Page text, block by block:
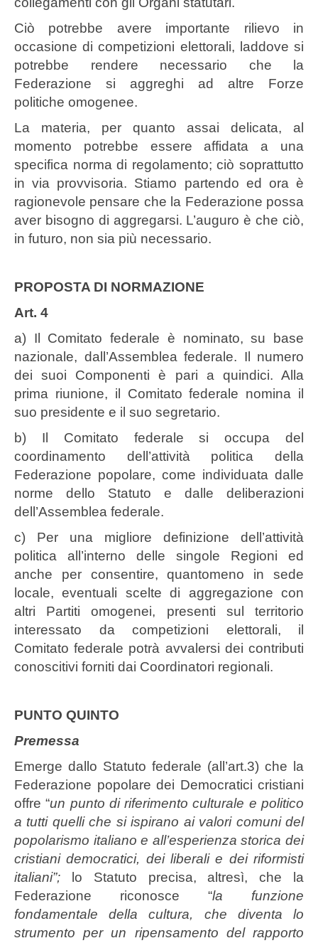
Ciò potrebbe avere importante rilievo in
occasione di competizioni elettorali, laddove si
potrebbe rendere necessario che la
Federazione si aggreghi ad altre Forze
politiche omogenee.
La materia, per quanto assai delicata, al
momento potrebbe essere affidata a una
specifica norma di regolamento; ciò soprattutto
in via provvisoria. Stiamo partendo ed ora è
ragionevole pensare che la Federazione possa
aver bisogno di aggregarsi. L’auguro è che ciò,
in futuro, non sia più necessario.
PROPOSTA DI NORMAZIONE
Art. 4
a) Il Comitato federale è nominato, su base
nazionale, dall’Assemblea federale. Il numero
dei suoi Componenti è pari a quindici. Alla
prima riunione, il Comitato federale nomina il
suo presidente e il suo segretario.
b) Il Comitato federale si occupa del
coordinamento dell’attività politica della
Federazione popolare, come individuata dalle
norme dello Statuto e dalle deliberazioni
dell’Assemblea federale.
c) Per una migliore definizione dell’attività
politica all’interno delle singole Regioni ed
anche per consentire, quantomeno in sede
locale, eventuali scelte di aggregazione con
altri Partiti omogenei, presenti sul territorio
interessato da competizioni elettorali, il
Comitato federale potrà avvalersi dei contributi
conoscitivi forniti dai Coordinatori regionali.
PUNTO QUINTO
Premessa
Emerge dallo Statuto federale (all’art.3) che la
Federazione popolare dei Democratici cristiani
offre “un punto di riferimento culturale e politico
a tutti quelli che si ispirano ai valori comuni del
popolarismo italiano e all’esperienza storica dei
cristiani democratici, dei liberali e dei riformisti
italiani”;
lo Statuto precisa, altresì, che la
Federazione riconosce “la funzione
fondamentale della cultura, che diventa lo
strumento per un ripensamento del rapporto